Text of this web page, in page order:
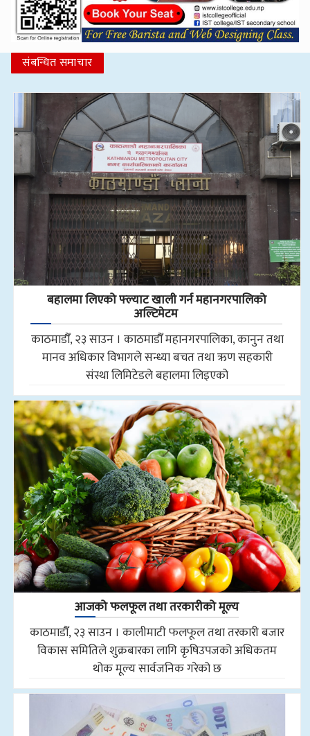
संबन्धित समाचार
बहालमा लिएको फ्ल्याट खाली गर्न महानगरपालिको
अल्टिमेटम
काठमाडौँ, २३ साउन । काठमाडौँ महानगरपालिका, कानुन तथा
मानव अधिकार विभागले सन्ध्या बचत तथा ऋण सहकारी
संस्था लिमिटेडले बहालमा लिइएको
आजको फलफूल तथा तरकारीको मूल्य
काठमाडौँ, २३ साउन । कालीमाटी फलफूल तथा तरकारी बजार
विकास समितिले शुक्रबारका लागि कृषिउपजको अधिकतम
थोक मूल्य सार्वजनिक गरेको छ